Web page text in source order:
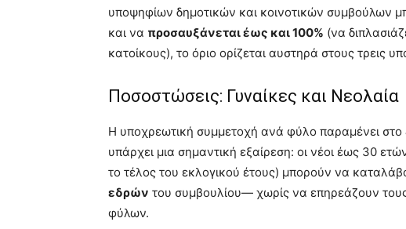
υποψηφίων δημοτικών και κοινοτικών συμβούλων
και να προσαυξάνεται έως και 100% (να
κατοίκους), το όριο ορίζεται αυστηρά στους τρεις
Ποσοστώσεις: Γυναίκες και Νεολαία
Η υποχρεωτική συμμετοχή ανά φύλο παραμένει στο
υπάρχει μια σημαντική εξαίρεση: οι νέοι έως 30
το τέλος του εκλογικού έτους) μπορούν να
εδρών του συμβουλίου— χωρίς να επηρεάζουν
φύλων.